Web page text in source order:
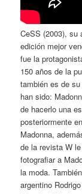
CeSS (2003), su
edición mejor
fue la
150 años de la
también es de
han sido:
de hacerlo una
posteriormente
Madonna,
de la revista W
fotografiar a
la moda.
argentino